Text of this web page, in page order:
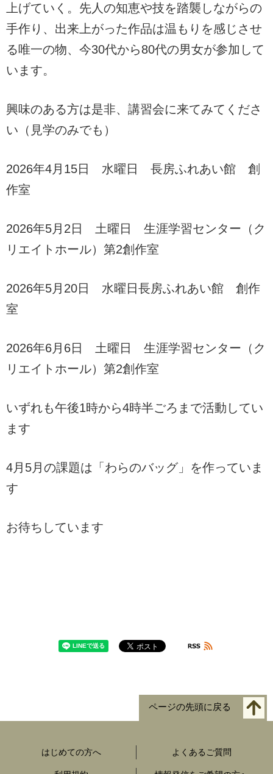
上げていく。先人の知恵や技を踏襲しながらの
手作り、出来上がった作品は温もりを感じさせ
る唯一の物、今30代から80代の男女が参加して
います。
興味のある方は是非、講習会に来てみてくださ
い（見学のみでも）
2026年4月15日 水曜日 長房ふれあい館 創
作室
2026年5月2日 土曜日 生涯学習センター（ク
リエイトホール）第2創作室
2026年5月20日 水曜日長房ふれあい館 創作
室
2026年6月6日 土曜日 生涯学習センター（ク
リエイトホール）第2創作室
いずれも午後1時から4時半ごろまで活動してい
ます
4月5月の課題は「わらのバッグ」を作っていま
す
お待ちしています
ページの先頭に戻る
はじめての方へ よくあるご質問